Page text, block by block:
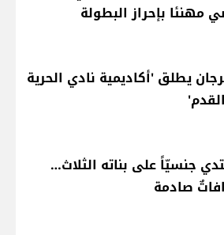
مهنئا بإحراز البطولة
يطلق 'أكاديمية نادي الحرية
جنسيّاً على بناته الثلاث…
صادمة